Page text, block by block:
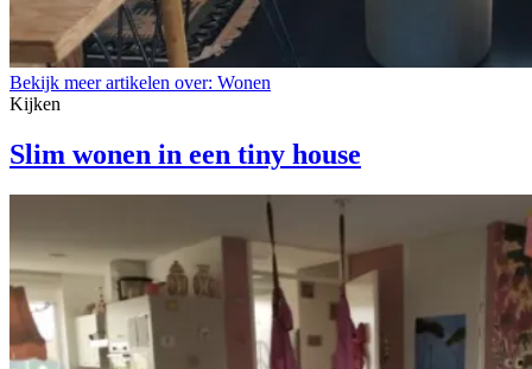
Bekijk meer artikelen over: Wonen
Kijken
Slim wonen in een tiny house